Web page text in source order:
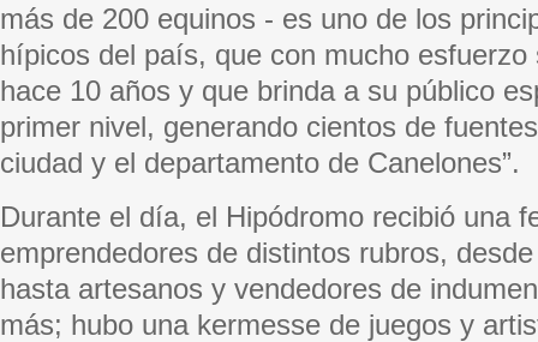
más de 200 equinos - es uno de los
hípicos del país, que con mucho esfuerzo
hace 10 años y que brinda a su público
primer nivel, generando cientos de
ciudad y el departamento de Canelones”.
Durante el día, el Hipódromo recibió una
emprendedores de distintos rubros,
hasta artesanos y vendedores de
más; hubo una kermesse de juegos y